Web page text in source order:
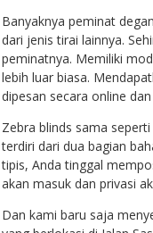
Banyaknya peminat degan
dari jenis tirai lainnya.
peminatnya. Memiliki
lebih luar biasa.
dipesan secara online
Zebra blinds sama
terdiri dari dua bagian
tipis, Anda tinggal
akan masuk dan privasi
Dan kami baru saja